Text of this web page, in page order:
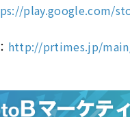
play.google.com/
http://prtimes.jp/